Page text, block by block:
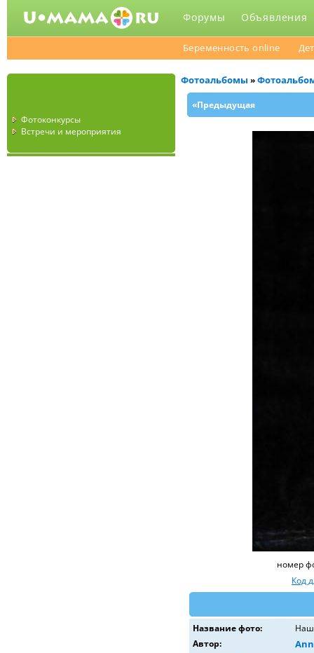
Форумы Объявления
Беременность online
Фотоконкурсы
Встречи и мероприятия
Фотоальбомы »
«Предыдущая
номер
Код
Название фото:
Автор: